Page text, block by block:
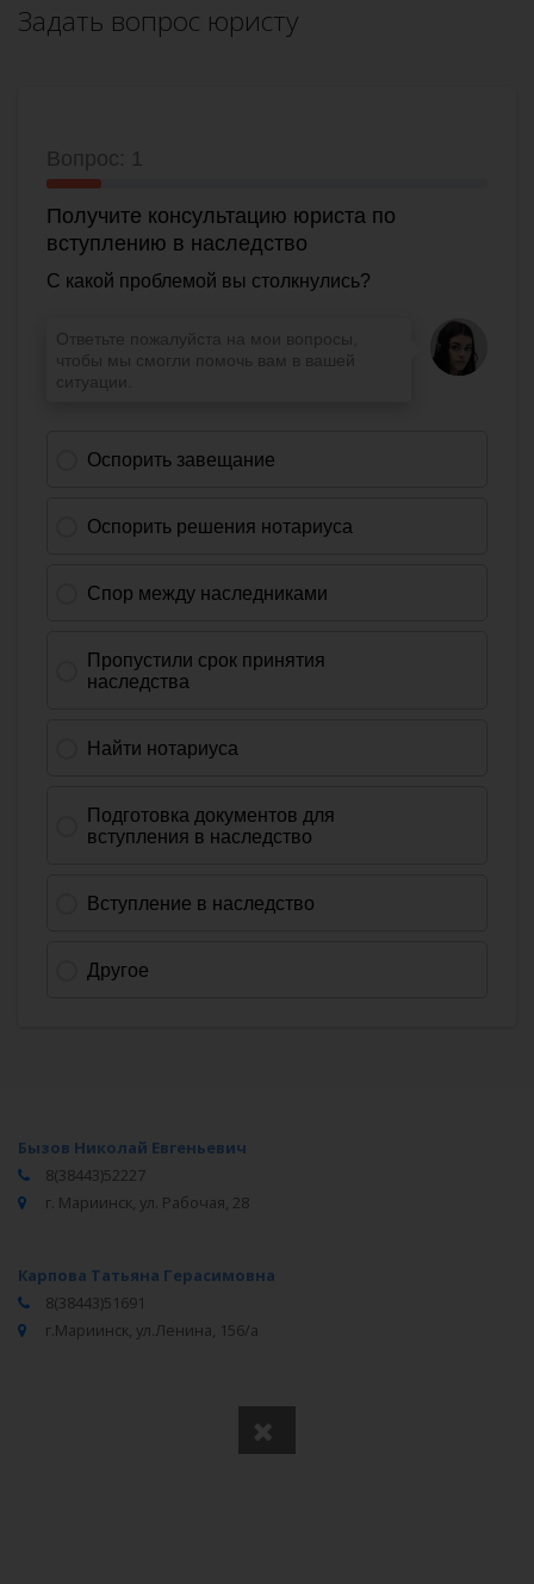
Задать вопрос юристу
Бызов Николай Евгеньевич
8(38443)52227
г. Мариинск, ул. Рабочая, 28
Карпова Татьяна Герасимовна
8(38443)51691
г.Мариинск, ул.Ленина, 156/а